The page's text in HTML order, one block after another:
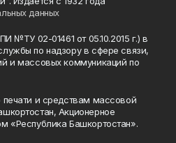
данных
№ТУ 02-01461 от 05.10.2015 г.) в
по надзору в сфере связи,
и массовых коммуникаций по
и средствам массовой
Акционерное
«Республика Башкортостан».